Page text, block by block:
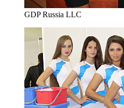
GDP Russia LLC